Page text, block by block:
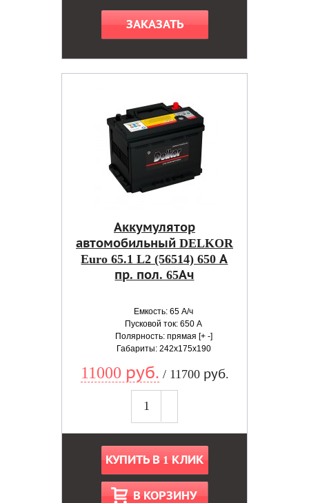
ЗАКАЗАТЬ
Аккумулятор
автомобильный DELKOR
Euro 65.1 L2 (56514) 650 А
пр. пол. 65Ач
Емкость: 65 А/ч
Пусковой ток: 650 А
Полярность: прямая [+ -]
Габариты: 242x175x190
11000 руб. / 11700 руб.
КУПИТЬ В 1 КЛИК
В КОРЗИНУ